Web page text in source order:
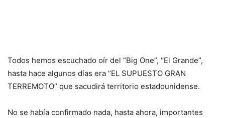
Todos hemos escuchado oír del “Big One”, “El Grande”,
hasta hace algunos días era “EL SUPUESTO GRAN
TERREMOTO” que sacudirá territorio estadounidense.
No se había confirmado nada, hasta ahora, importantes